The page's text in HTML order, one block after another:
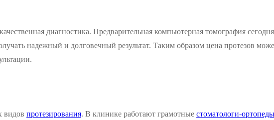
диагностика. Предварительная компьютерная томография
надежный и долговечный результат. Таким образом цена протезов
видов протезирования. В клинике работают грамотные стоматологи-